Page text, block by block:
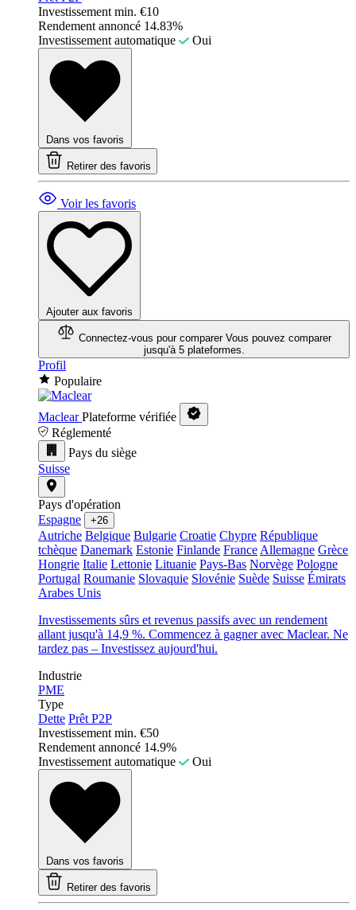
Investissement min. €10
Rendement annoncé 14.83%
Investissement automatique
Oui
Dans vos favoris
Retirer des favoris
Voir les favoris
Ajouter aux favoris
Connectez-vous pour comparer Vous pouvez comparer
jusqu'à 5 plateformes.
Profil
Populaire
Maclear Plateforme vérifiée
Réglementé
Pays du siège
Suisse
Pays d'opération
Espagne
+26
Autriche Belgique Bulgarie Croatie Chypre République
tchèque Danemark Estonie Finlande France Allemagne Grèce
Hongrie Italie Lettonie Lituanie Pays-Bas Norvège Pologne
Portugal Roumanie Slovaquie Slovénie Suède Suisse Émirats
Arabes Unis
Investissements sûrs et revenus passifs avec un rendement
allant jusqu'à 14,9 %. Commencez à gagner avec Maclear. Ne
tardez pas – Investissez aujourd'hui.
Industrie
PME
Type
Dette Prêt P2P
Investissement min. €50
Rendement annoncé 14.9%
Investissement automatique
Oui
Dans vos favoris
Retirer des favoris